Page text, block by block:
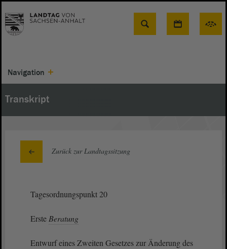
Suche
Navigation
Transkript
Zurück zur Landtagssitzung
Tagesordnungspunkt 20
Erste Beratung
Entwurf eines Zweiten Gesetzes zur Änderung des